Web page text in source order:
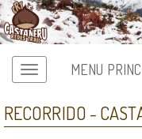
MENU
RECORRIDO -